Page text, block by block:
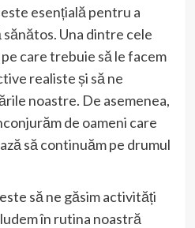
esențială pentru a
Una dintre cele
care trebuie să le facem
realiste și să ne
noastre. De asemenea,
de oameni care
să continuăm pe drumul
să ne găsim activități
în rutina noastră